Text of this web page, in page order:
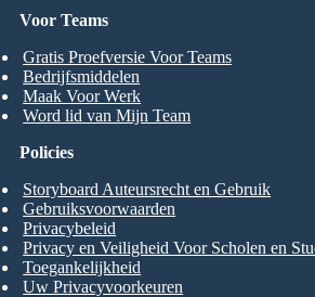
Voor Teams
Gratis Proefversie Voor Teams
Bedrijfsmiddelen
Maak Voor Werk
Word lid van Mijn Team
Policies
Storyboard Auteursrecht en Gebruik
Gebruiksvoorwaarden
Privacybeleid
Privacy en Veiligheid Voor Scholen en
Toegankelijkheid
Uw Privacyvoorkeuren